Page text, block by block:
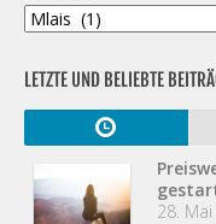
Kategorien
LETZTE UND BELIEBTE
28.